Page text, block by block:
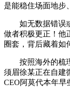
是能稳住场面地步
如无数据错误或
做者积极更正！他
圈套，背后藏着如
按照海外的梳理
须眉徐某正在自建
CEO阿莫代本年早